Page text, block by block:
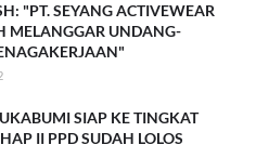
"PT. SEYANG ACTIVEWEAR
MELANGGAR UNDANG-
SIAP KE TINGKAT
II PPD SUDAH LOLOS